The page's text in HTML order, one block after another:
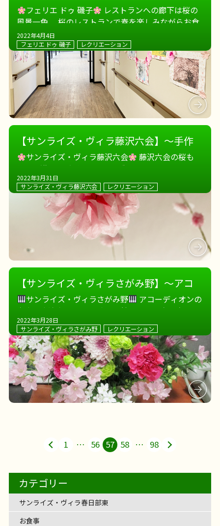
フェリエ ドゥ 磯子
レストランへの廊下は桜の
風景一色。 桜のレストランで春を楽しみながらお食
事です
毎日、お花見気分です
2022年4月4日
フェリエ ドゥ 磯子 レクリエーション
【サンライズ・ヴィラ藤沢六会】～手作
り桜、満開めざせ～
サンライズ・ヴィラ藤沢六会
藤沢六会の桜も
徐々に満開に近づいています
つ。 桜の花がデイサービスを華やかに
お花見も行けるといいな
2022年3月31日
サンライズ・ヴィラ藤沢六会 レクリエーション
【サンライズ・ヴィラさがみ野】～アコ
ーディオンの音色～
サンライズ・ヴィラさがみ野
アコーディオンの
先生の生演奏を聴きながら、 懐かしの音楽を楽しみ
ました♪ そして今月のさがみ野の玄関にはこんなに
素敵なお花が
春いっぱいです
2022年3月28日
サンライズ・ヴィラさがみ野 レクリエーション
1 … 56 57 58 … 98
カテゴリー
サンライズ・ヴィラ春日部東
お食事